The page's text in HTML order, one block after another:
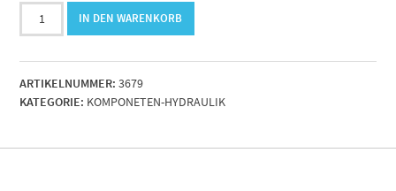
Magentspule
230VAC
ED
.3
polig
IN DEN WARENKORB
ARTIKELNUMMER: 3679
KATEGORIE: KOMPONETEN-HYDRAULIK